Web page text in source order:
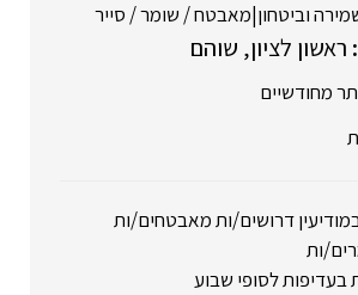
וביטחון|מאבטח / שומר / סייר
ראשון לציון שוהם
מחודשיים
דרושים/ות מאבטחים/ות
ות
לסופי שבוע